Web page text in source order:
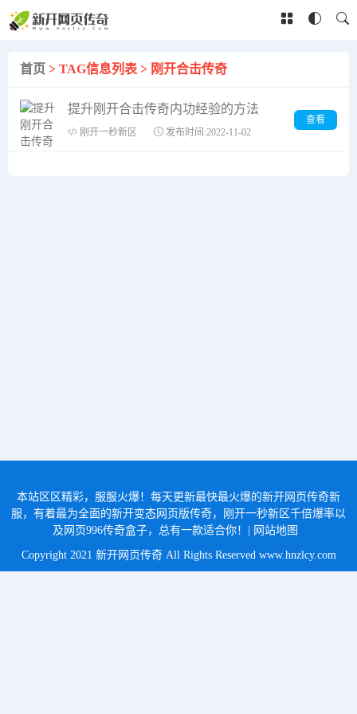
首页 > TAG信息列表 > 刚开合击传奇
提升刚开合击传奇内功经验的方法
刚开一秒新区 发布时间:2022-11-02
查看
本站区区精彩，服服火爆！每天更新最快最火爆的新开网页传奇新
服，有着最为全面的新开变态网页版传奇，刚开一秒新区千倍爆率以
及网页996传奇盒子，总有一款适合你！|
网站地图
Copyright 2021 新开网页传奇 All Rights Reserved www.hnzlcy.com